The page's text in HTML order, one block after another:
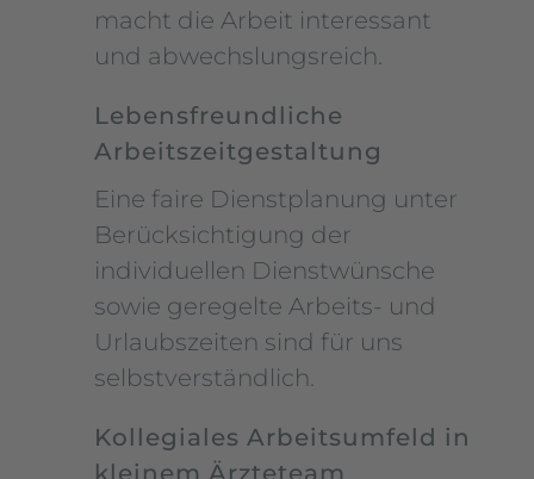
macht die Arbeit interessant
und abwechslungsreich.
Lebensfreundliche
Arbeitszeitgestaltung
Eine faire Dienstplanung unter
Berücksichtigung der
individuellen Dienstwünsche
sowie geregelte Arbeits- und
Urlaubszeiten sind für uns
selbstverständlich.
Kollegiales Arbeitsumfeld in
kleinem Ärzteteam